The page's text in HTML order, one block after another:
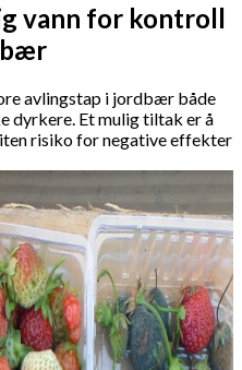
vann for kontroll
avlingstap i jordbær både
dyrkere. Et mulig tiltak er å
risiko for negative effekter